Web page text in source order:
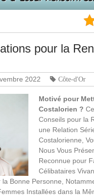
pour la
2022 Côte-d'Or
Motivé pour
Costalorien ?
Conseils pour la
une Relation
Costalorienne,
Nous Vous
Reconnue pour
Célibataires
Bonne Personne,
Installées dans la